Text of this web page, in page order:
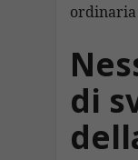
di